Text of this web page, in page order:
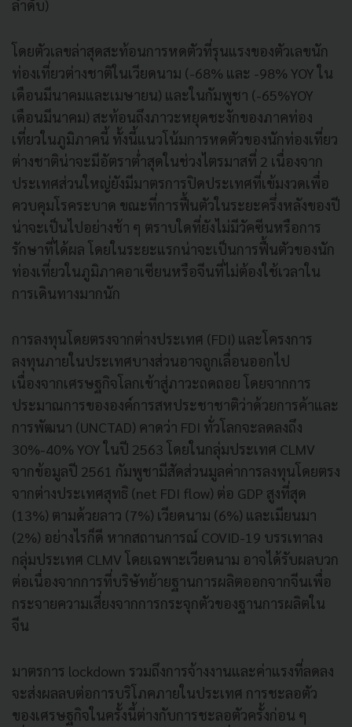
ลำดับ)
โดยตัวเลขล่าสุดสะท้อนการหดตัวที่รุนแรงของตัวเลขนัก
ท่องเที่ยวต่างชาติในเวียดนาม (-68% และ -98% YOY ใน
เดือนมีนาคมและเมษายน) และในกัมพูชา (-65%YOY
เดือนมีนาคม) สะท้อนถึงภาวะหยุดชะงักของภาคท่อง
เที่ยวในภูมิภาคนี้ ทั้งนี้แนวโน้มการหดตัวของนักท่องเที่ยว
ต่างชาติน่าจะมีอัตราต่ำสุดในช่วงไตรมาสที่ 2 เนื่องจาก
ประเทศส่วนใหญ่ยังมีมาตรการปิดประเทศที่เข้มงวดเพื่อ
ควบคุมโรคระบาด ขณะที่การฟื้นตัวในระยะครึ่งหลังของปี
น่าจะเป็นไปอย่างช้า ๆ ตราบใดที่ยังไม่มีวัคซีนหรือการ
รักษาที่ได้ผล โดยในระยะแรกน่าจะเป็นการฟื้นตัวของนัก
ท่องเที่ยวในภูมิภาคอาเซียนหรือจีนที่ไม่ต้องใช้เวลาใน
การเดินทางมากนัก
การลงทุนโดยตรงจากต่างประเทศ (FDI) และโครงการ
ลงทุนภายในประเทศบางส่วนอาจถูกเลื่อนออกไป
เนื่องจากเศรษฐกิจโลกเข้าสู่ภาวะถดถอย โดยจากการ
ประมาณการขององค์การสหประชาชาติว่าด้วยการค้าและ
การพัฒนา (UNCTAD) คาดว่า FDI ทั่วโลกจะลดลงถึง
30%-40% YOY ในปี 2563 โดยในกลุ่มประเทศ CLMV
จากข้อมูลปี 2561 กัมพูชามีสัดส่วนมูลค่าการลงทุนโดยตรง
จากต่างประเทศสุทธิ (net FDI flow) ต่อ GDP สูงที่สุด
(13%) ตามด้วยลาว (7%) เวียดนาม (6%) และเมียนมา
(2%) อย่างไรก็ดี หากสถานการณ์ COVID-19 บรรเทาลง
กลุ่มประเทศ CLMV โดยเฉพาะเวียดนาม อาจได้รับผลบวก
ต่อเนื่องจากการที่บริษัทย้ายฐานการผลิตออกจากจีนเพื่อ
กระจายความเสี่ยงจากการกระจุกตัวของฐานการผลิตใน
จีน
มาตรการ lockdown รวมถึงการจ้างงานและค่าแรงที่ลดลง
จะส่งผลลบต่อการบริโภคภายในประเทศ การชะลอตัว
ของเศรษฐกิจในครั้งนี้ต่างกับการชะลอตัวครั้งก่อน ๆ